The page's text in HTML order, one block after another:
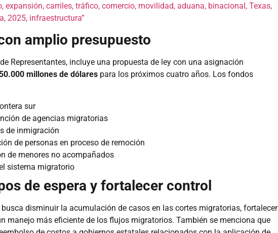
expansión, carriles, tráfico, comercio, movilidad, aduana, binacional, Texas,
2025, infraestructura”
amplio presupuesto
Representantes, incluye una propuesta de ley con una asignación
millones de dólares para los próximos cuatro años. Los fondos
sur
de agencias migratorias
de inmigración
de personas en proceso de remoción
de menores no acompañados
sistema migratorio
de espera y fortalecer control
disminuir la acumulación de casos en las cortes migratorias, fortalecer
manejo más eficiente de los flujos migratorios. También se menciona que